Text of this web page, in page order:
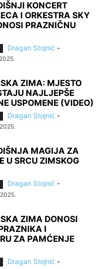
KONCERT
I ORKESTRA SKY
PRAZNIČNU
Dragan Stojnić -
ZIMA: MJESTO
NAJLJEPŠE
USPOMENE (VIDEO)
Dragan Stojnić -
MAGIJA ZA
U SRCU ZIMSKOG
Dragan Stojnić -
ZIMA DONOSI
I
ZA PAMĆENJE
Dragan Stojnić -